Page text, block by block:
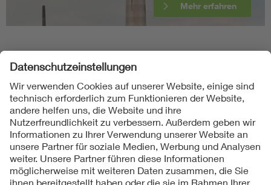
Mehr erfahren
Folgen Sie uns